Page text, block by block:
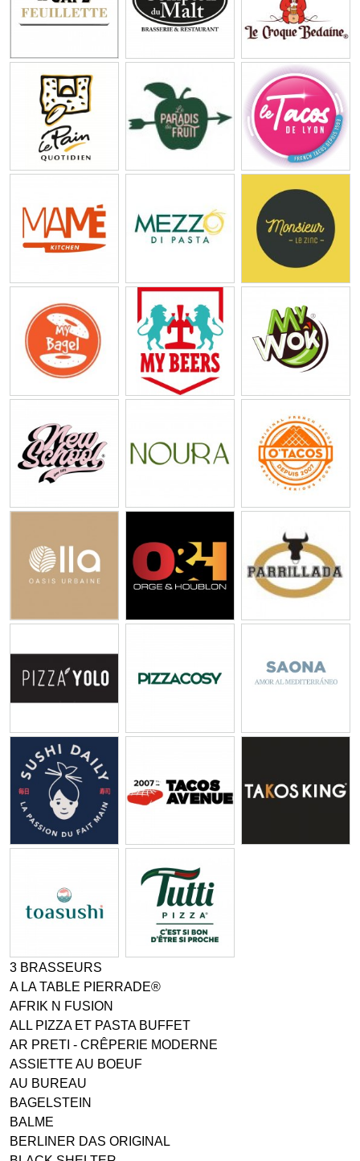
3 BRASSEURS
A LA TABLE PIERRADE®
AFRIK N FUSION
ALL PIZZA ET PASTA BUFFET
AR PRETI - CRÊPERIE MODERNE
ASSIETTE AU BOEUF
AU BUREAU
BAGELSTEIN
BALME
BERLINER DAS ORIGINAL